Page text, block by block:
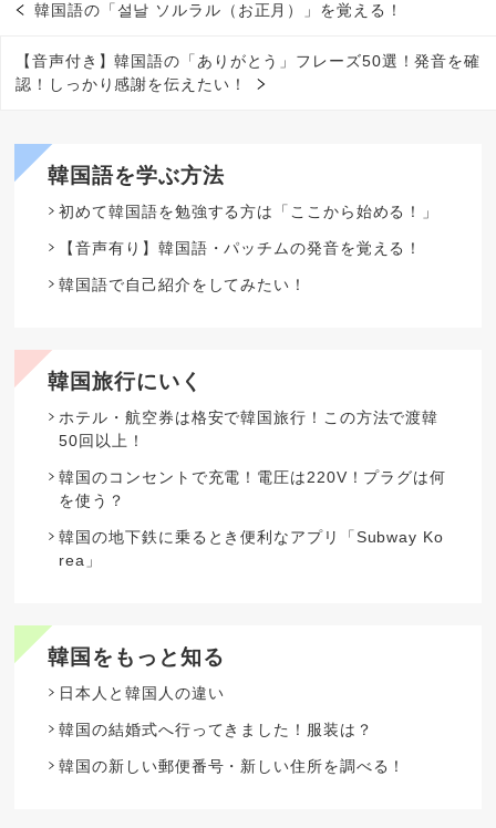
韓国語の「설날 ソルラル（お正月）」を覚える！
【音声付き】韓国語の「ありがとう」フレーズ50選！発音を確
認！しっかり感謝を伝えたい！
韓国語を学ぶ方法
初めて韓国語を勉強する方は「ここから始める！」
【音声有り】韓国語・パッチムの発音を覚える！
韓国語で自己紹介をしてみたい！
韓国旅行にいく
ホテル・航空券は格安で韓国旅行！この方法で渡韓
50回以上！
韓国のコンセントで充電！電圧は220V！プラグは何
を使う？
韓国の地下鉄に乗るとき便利なアプリ「Subway Ko
rea」
韓国をもっと知る
日本人と韓国人の違い
韓国の結婚式へ行ってきました！服装は？
韓国の新しい郵便番号・新しい住所を調べる！